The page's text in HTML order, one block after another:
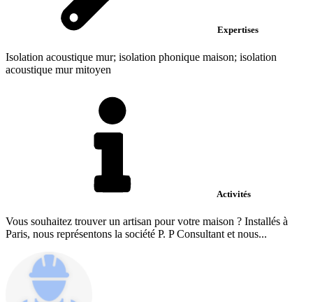
Expertises
Isolation acoustique mur; isolation phonique maison; isolation
acoustique mur mitoyen
Activités
Vous souhaitez trouver un artisan pour votre maison ? Installés à
Paris, nous représentons la société P. P Consultant et nous...